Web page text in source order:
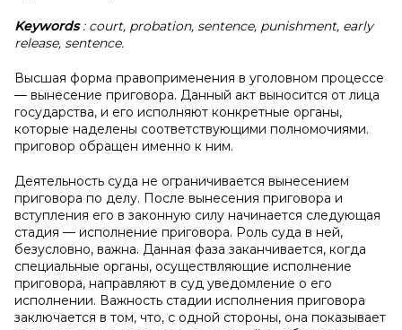
Keywords: court, probation, sentence, punishment, early
release, sentence.
Высшая форма правоприменения в уголовном процессе
— вынесение приговора. Данный акт выносится от лица
государства, и его исполняют конкретные органы,
которые наделены соответствующими полномочиями.
приговор обращен именно к ним.
Деятельность суда не ограничивается вынесением
приговора по делу. После вынесения приговора и
вступления его в законную силу начинается следующая
стадия — исполнение приговора. Роль суда в ней,
безусловно, важна. Данная фаза заканчивается, когда
специальные органы, осуществляющие исполнение
приговора, направляют в суд уведомление о его
исполнении. Важность стадии исполнения приговора
заключается в том, что, с одной стороны, она показывает